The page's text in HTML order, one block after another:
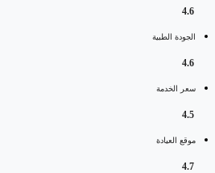
الجودة الطبية
سعر الخدمة
موقع العيادة